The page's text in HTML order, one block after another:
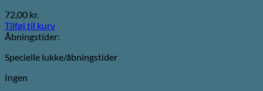
72,00 kr.
Tilføj til kurv
Åbningstider:
Specielle lukke/åbningstider
Ingen